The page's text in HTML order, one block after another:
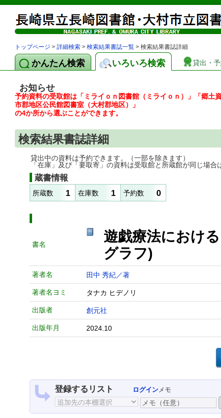
トップページ > 詳細検索 > 検索結果書誌一覧 > 検索結果書誌詳細
かんたん検索 いろいろ検索 貸出・
お知らせ
予約資料の受取館は「ミライｏｎ図書館（ミライｏｎ）」「郷
市郡地区公民館図書室（大村郡地区）」
の4か所から選ぶことができます。
検索結果書誌詳細
貸出中の資料は予約できます。（一部を除きます）
「在庫」及び「要取寄」の資料は受取館と所蔵館が同じ場合
蔵書情報
所蔵数 1 在庫数 1 予約数 0
書名
遊戯療法におけ
グラフ)
著者名 田中 秀紀／著
著者名ヨミ タナカ ヒデノリ
出版者 創元社
出版年月 2024.10
登録するリスト ログインメモ